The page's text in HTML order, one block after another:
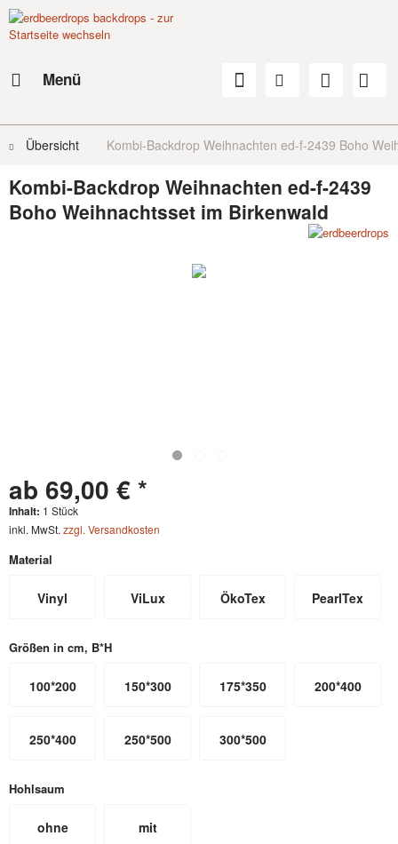
Menü
Übersicht Kombi-Backdrop Weihnachten ed-f-2439 Boho
Kombi-Backdrop Weihnachten ed-f-2439
Boho Weihnachtsset im Birkenwald
ab 69,00 € *
Inhalt: 1 Stück
inkl. MwSt. zzgl. Versandkosten
Material
Vinyl ViLux ÖkoTex PearlTex
Größen in cm, B*H
100*200 150*300 175*350 200*400
250*400 250*500 300*500
Hohlsaum
ohne
mit